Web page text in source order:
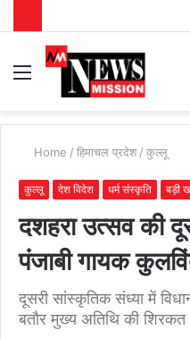
Menu
Home / हिमाचल प्रदेश / कुल्लू
कुल्लू देश विदेश धर्म संस्कृति बड़ी
दशहरा उत्सव की
पंजाबी गायक
दूसरी सांस्कृतिक संध्या में
बतौर मुख्य अतिथि की शिरकत